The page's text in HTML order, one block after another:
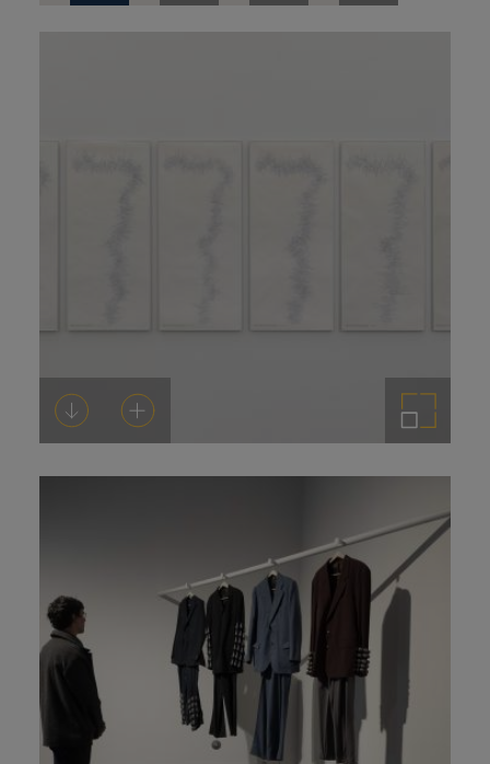
de
Descarregar-ho Afegeix a la cistella Amplia la imatge